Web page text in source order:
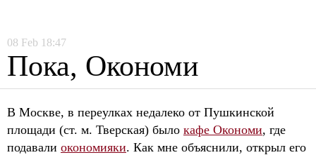
08 Feb 18:47
Пока, Окономи
В Москве, в переулках недалеко от Пушкинской
площади (ст. м. Тверская) было кафе Окономи, где
подавали окономияки. Как мне объяснили, открыл его